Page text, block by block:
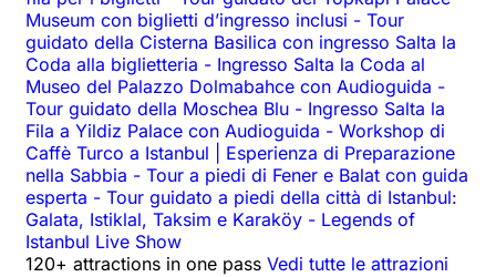
Museum con biglietti d’ingresso inclusi - Tour
guidato della Cisterna Basilica con ingresso Salta la
Coda alla biglietteria - Ingresso Salta la Coda al
Museo del Palazzo Dolmabahce con Audioguida -
Tour guidato della Moschea Blu - Ingresso Salta la
Fila a Yildiz Palace con Audioguida - Workshop di
Caffè Turco a Istanbul | Esperienza di Preparazione
nella Sabbia - Tour a piedi di Fener e Balat con guida
esperta - Tour guidato a piedi della città di Istanbul:
Galata, Istiklal, Taksim e Karaköy - Legends of
Istanbul Live Show
120+ attractions in one pass Vedi tutte le attrazioni